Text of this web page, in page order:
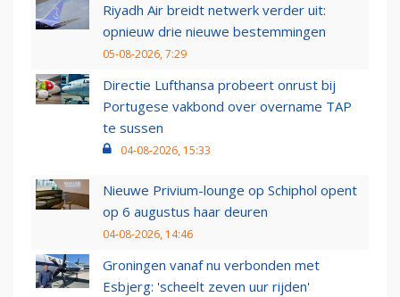
Riyadh Air breidt netwerk verder uit:
opnieuw drie nieuwe bestemmingen
05-08-2026, 7:29
Directie Lufthansa probeert onrust bij
Portugese vakbond over overname TAP
te sussen
04-08-2026, 15:33
Nieuwe Privium-lounge op Schiphol opent
op 6 augustus haar deuren
04-08-2026, 14:46
Groningen vanaf nu verbonden met
Esbjerg: 'scheelt zeven uur rijden'